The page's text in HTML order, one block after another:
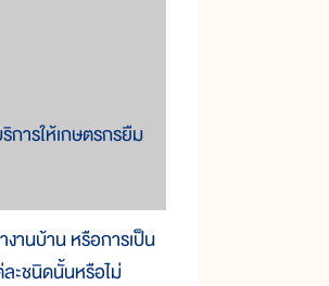
การให้เกษตรกรยืม
านบ้าน หรือการเป็น
ะชนิดนั้นหรือไม่